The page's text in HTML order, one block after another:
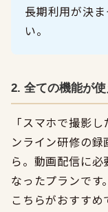
長期利用が決
い。
2. 全ての機能が使
「スマホで撮影
ンライン研修の
ら。動画配信に
なったプランです
こちらがおすす